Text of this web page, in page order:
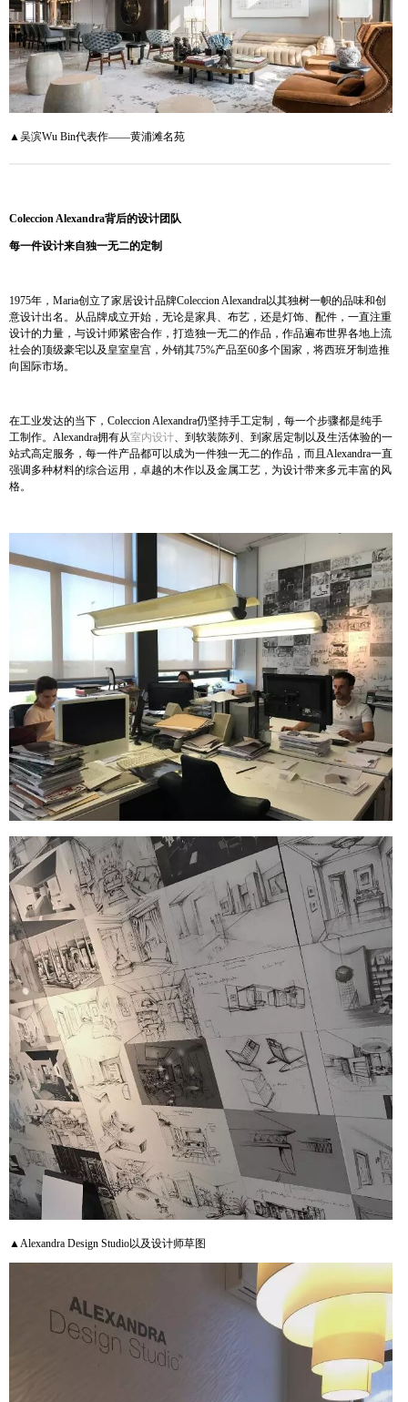
▲吴滨Wu Bin代表作——黄浦滩名苑
Coleccion Alexandra背后的设计团队
每一件设计来自独一无二的定制
1975年，Maria创立了家居设计品牌Coleccion Alexandra以其独树一帜的品味和创
意设计出名。从品牌成立开始，无论是家具、布艺，还是灯饰、配件，一直注重
设计的力量，与设计师紧密合作，打造独一无二的作品，作品遍布世界各地上流
社会的顶级豪宅以及皇室皇宫，外销其75%产品至60多个国家，将西班牙制造推
向国际市场。
在工业发达的当下，Coleccion Alexandra仍坚持手工定制，每一个步骤都是纯手
工制作。Alexandra拥有从室内设计 、到软装陈列、到家居定制以及生活体验的一
站式高定服务，每一件产品都可以成为一件独一无二的作品，而且Alexandra一直
强调多种材料的综合运用，卓越的木作以及金属工艺，为设计带来多元丰富的风
格。
▲Alexandra Design Studio以及设计师草图